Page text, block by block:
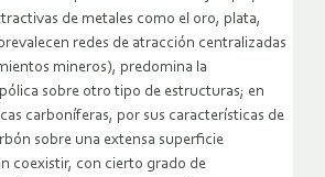
de metales como el oro, plata,
redes de atracción centralizadas
mineros), predomina la
sobre otro tipo de estructuras; en
carboníferas, por sus características de
sobre una extensa superficie
coexistir, con cierto grado de